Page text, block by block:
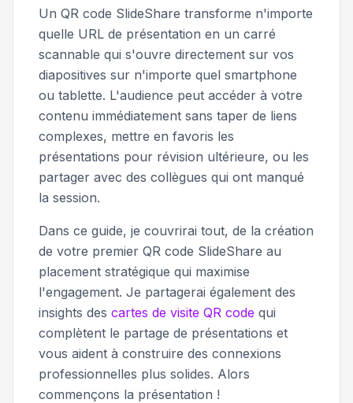
Un QR code SlideShare transforme n'importe
quelle URL de présentation en un carré
scannable qui s'ouvre directement sur vos
diapositives sur n'importe quel smartphone
ou tablette. L'audience peut accéder à votre
contenu immédiatement sans taper de liens
complexes, mettre en favoris les
présentations pour révision ultérieure, ou les
partager avec des collègues qui ont manqué
la session.
Dans ce guide, je couvrirai tout, de la création
de votre premier QR code SlideShare au
placement stratégique qui maximise
l'engagement. Je partagerai également des
insights des cartes de visite QR code qui
complètent le partage de présentations et
vous aident à construire des connexions
professionnelles plus solides. Alors
commençons la présentation !